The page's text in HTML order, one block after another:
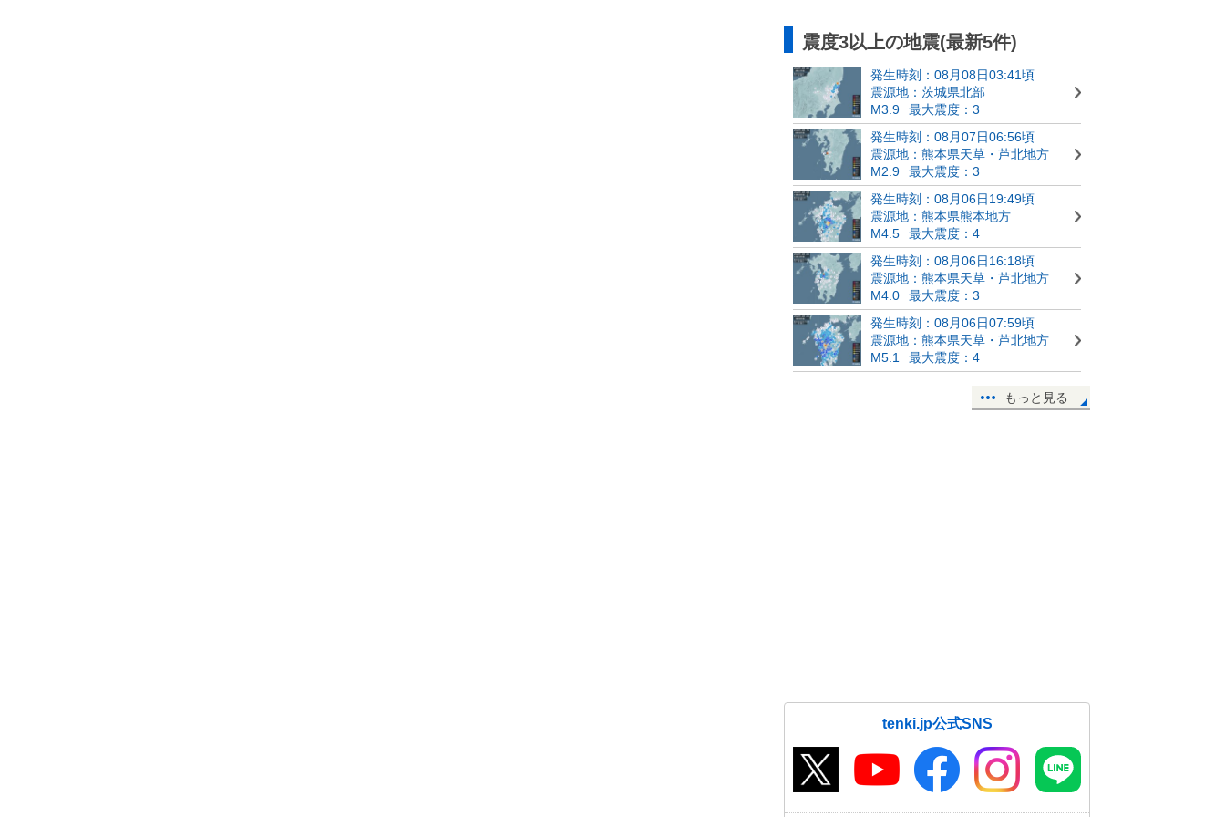
震度3以上の地震(最新5件)
発生時刻：08月08日03:41頃
震源地：茨城県北部
M3.9
最大震度：3
発生時刻：08月07日06:56頃
震源地：熊本県天草・芦北地方
M2.9
最大震度：3
発生時刻：08月06日19:49頃
震源地：熊本県熊本地方
M4.5
最大震度：4
発生時刻：08月06日16:18頃
震源地：熊本県天草・芦北地方
M4.0
最大震度：3
発生時刻：08月06日07:59頃
震源地：熊本県天草・芦北地方
M5.1
最大震度：4
もっと見る
tenki.jp公式SNS